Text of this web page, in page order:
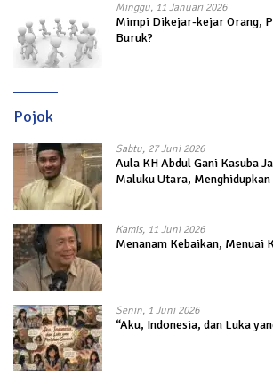
Minggu, 11 Januari 2026
Mimpi Dikejar-kejar Orang,
Buruk?
Pojok
Sabtu, 27 Juni 2026
Aula KH Abdul Gani Kasuba
Maluku Utara,
Kamis, 11 Juni 2026
Menanam Kebaikan, Menuai
Senin, 1 Juni 2026
“Aku, Indonesia, dan Luka